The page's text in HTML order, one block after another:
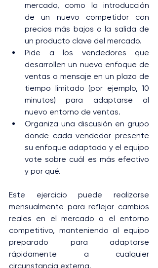
mercado, como la introducción
de un nuevo competidor con
precios más bajos o la salida de
un producto clave del mercado.
Pide a los vendedores que
desarrollen un nuevo enfoque de
ventas o mensaje en un plazo de
tiempo limitado (por ejemplo, 10
minutos) para adaptarse al
nuevo entorno de ventas.
Organiza una discusión en grupo
donde cada vendedor presente
su enfoque adaptado y el equipo
vote sobre cuál es más efectivo
y por qué.
Este ejercicio puede realizarse
mensualmente para reflejar cambios
reales en el mercado o el entorno
competitivo, manteniendo al equipo
preparado para adaptarse
rápidamente a cualquier
circunstancia externa.